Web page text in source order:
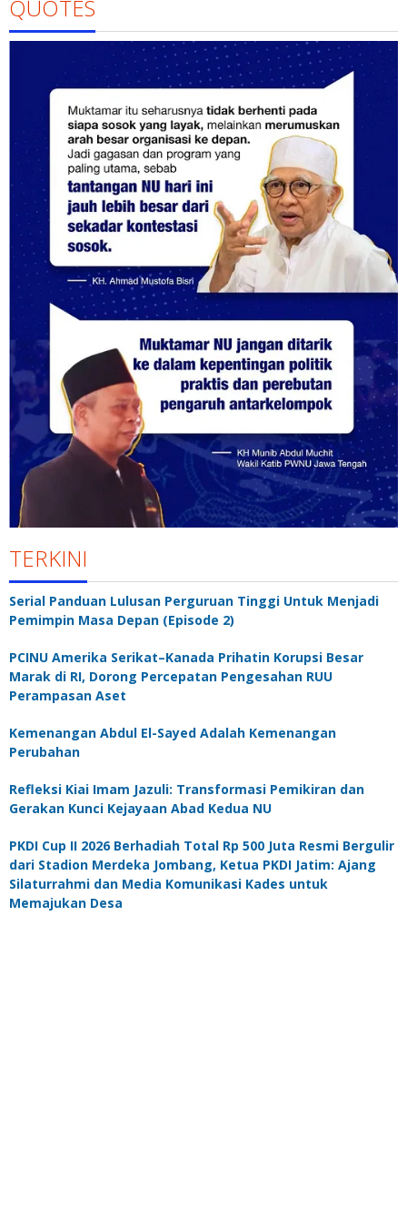
QUOTES
TERKINI
Serial Panduan Lulusan Perguruan Tinggi Untuk Menjadi
Pemimpin Masa Depan (Episode 2)
PCINU Amerika Serikat–Kanada Prihatin Korupsi Besar
Marak di RI, Dorong Percepatan Pengesahan RUU
Perampasan Aset
Kemenangan Abdul El-Sayed Adalah Kemenangan
Perubahan
Refleksi Kiai Imam Jazuli: Transformasi Pemikiran dan
Gerakan Kunci Kejayaan Abad Kedua NU
PKDI Cup II 2026 Berhadiah Total Rp 500 Juta Resmi Bergulir
dari Stadion Merdeka Jombang, Ketua PKDI Jatim: Ajang
Silaturrahmi dan Media Komunikasi Kades untuk
Memajukan Desa